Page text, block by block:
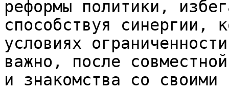
реформы политики,
способствуя синергии,
условиях
важно, после
и знакомства со своими